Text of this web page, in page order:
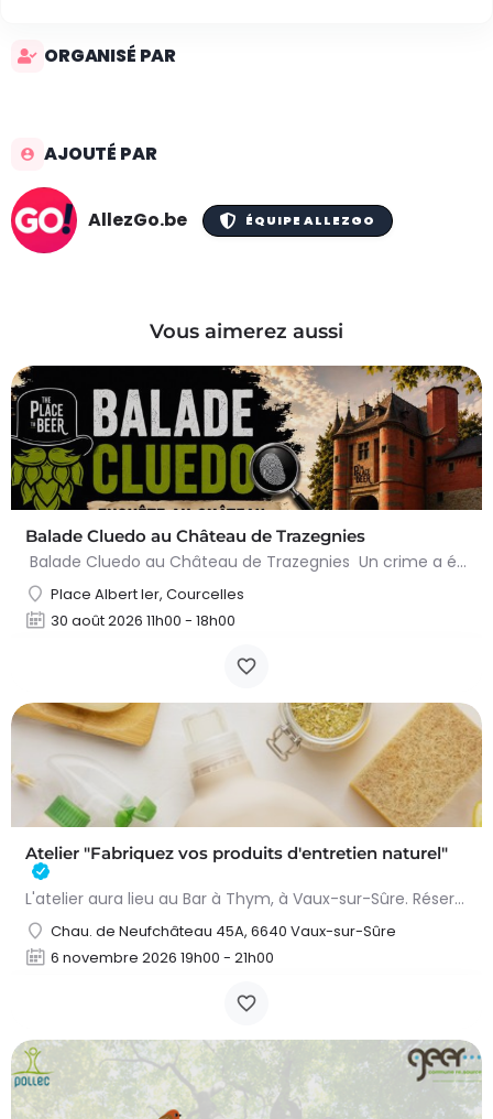
ORGANISÉ PAR
AJOUTÉ PAR
AllezGo.be ÉQUIPE ALLEZGO
Vous aimerez aussi
Balade Cluedo au Château de Trazegnies
Balade Cluedo au Château de Trazegnies Un crime a été commis au Château de Trazegnies… À vous de résoudre…
Place Albert Ier, Courcelles
30 août 2026 11h00 - 18h00
Atelier "Fabriquez vos produits d'entretien naturel"
L'atelier aura lieu au Bar à Thym, à Vaux-sur-Sûre. Réservation :
Chau. de Neufchâteau 45A, 6640 Vaux-sur-Sûre
6 novembre 2026 19h00 - 21h00